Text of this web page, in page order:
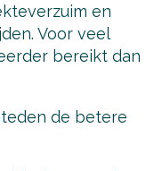
en
Voor veel
bereikt dan
de betere